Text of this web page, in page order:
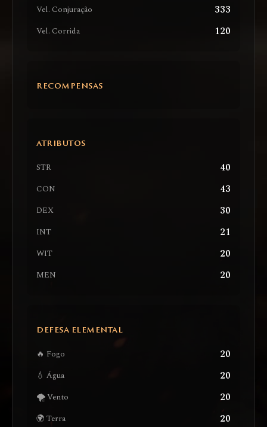
Vel. Conjuração 333
Vel. Corrida 120
RECOMPENSAS
ATRIBUTOS
STR 40
CON 43
DEX 30
INT 21
WIT 20
MEN 20
DEFESA ELEMENTAL
🔥 Fogo 20
💧 Água 20
🌪️ Vento 20
🌍 Terra 20